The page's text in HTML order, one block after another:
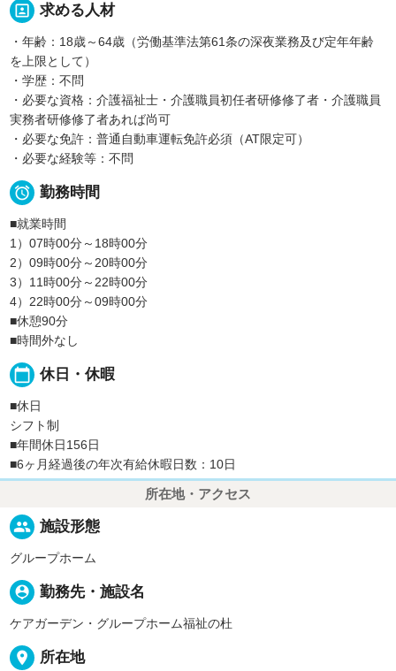
portrait 求める人材
・年齢：18歳～64歳（労働基準法第61条の深夜業務及び定年年齢
を上限として）
・学歴：不問
・必要な資格：介護福祉士・介護職員初任者研修修了者・介護職員
実務者研修修了者あれば尚可
・必要な免許：普通自動車運転免許必須（AT限定可）
・必要な経験等：不問
 勤務時間
■就業時間
1）07時00分～18時00分
2）09時00分～20時00分
3）11時00分～22時00分
4）22時00分～09時00分
■休憩90分
■時間外なし
calendar_today 休日・休暇
■休日
シフト制
■年間休日156日
■6ヶ月経過後の年次有給休暇日数：10日
所在地・アクセス
people 施設形態
グループホーム
person_pin 勤務先・施設名
ケアガーデン・グループホーム福祉の杜
place 所在地